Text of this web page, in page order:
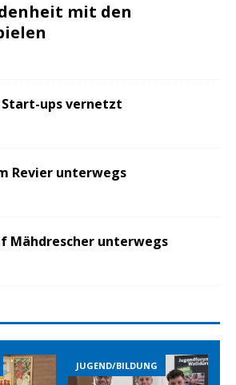
mit den
ups vernetzt
Revier unterwegs
Mähdrescher unterwegs
JUGEND/BILDUNG JUGEND/